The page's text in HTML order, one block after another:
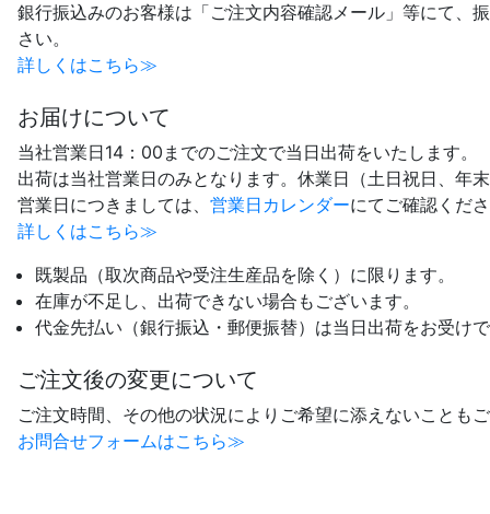
銀行振込みのお客様は「ご注文内容確認メール」等にて、
さい。
詳しくはこちら≫
お届けについて
当社営業日14：00までのご注文で当日出荷をいたします。
出荷は当社営業日のみとなります。休業日（土日祝日、年
営業日につきましては、 営業日カレンダーにてご確認くだ
詳しくはこちら≫
既製品（取次商品や受注生産品を除く）に限ります。
在庫が不足し、出荷できない場合もございます。
代金先払い（銀行振込・郵便振替）は当日出荷をお受け
ご注文後の変更について
ご注文時間、その他の状況によりご希望に添えないことも
お問合せフォームはこちら≫